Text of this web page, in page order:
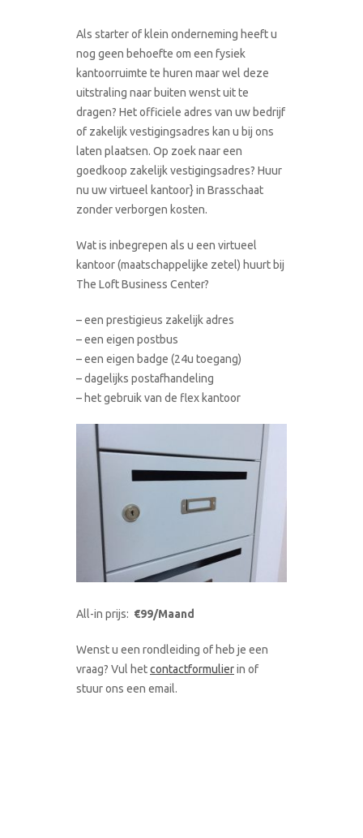
Als starter of klein onderneming heeft u
nog geen behoefte om een fysiek
kantoorruimte te huren maar wel deze
uitstraling naar buiten wenst uit te
dragen? Het officiele adres van uw bedrijf
of zakelijk vestigingsadres kan u bij ons
laten plaatsen. Op zoek naar een
goedkoop zakelijk vestigingsadres? Huur
nu uw virtueel kantoor} in Brasschaat
zonder verborgen kosten.
Wat is inbegrepen als u een virtueel
kantoor (maatschappelijke zetel) huurt bij
The Loft Business Center?
– een prestigieus zakelijk adres
– een eigen postbus
– een eigen badge (24u toegang)
– dagelijks postafhandeling
– het gebruik van de flex kantoor
All-in prijs: €99/Maand
Wenst u een rondleiding of heb je een
vraag? Vul hetcontactformulierin of
stuur ons een email.